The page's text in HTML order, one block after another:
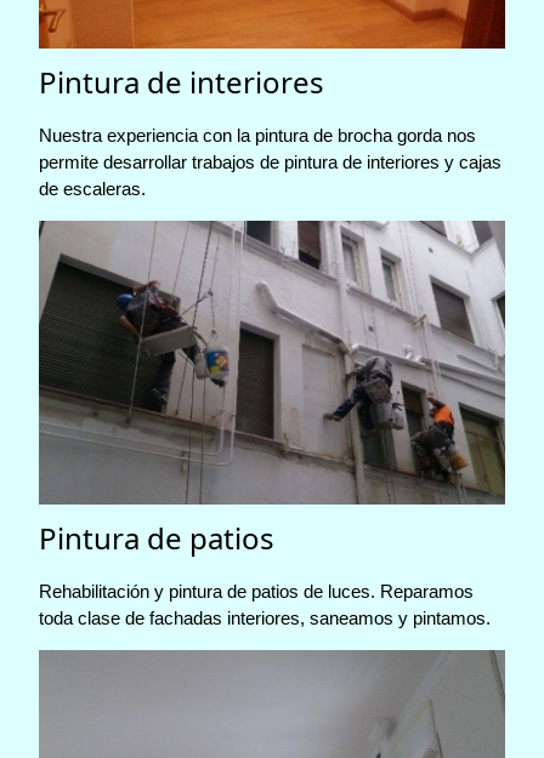
Pintura de interiores
Nuestra experiencia con la pintura de brocha gorda nos
permite desarrollar trabajos de pintura de interiores y cajas
de escaleras.
Pintura de patios
Rehabilitación y pintura de patios de luces. Reparamos
toda clase de fachadas interiores, saneamos y pintamos.